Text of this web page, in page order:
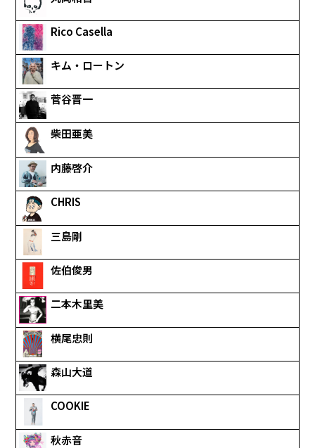
Rico Casella
キム・ロートン
菅谷晋一
柴田亜美
内藤啓介
CHRIS
三島剛
佐伯俊男
二本木里美
横尾忠則
森山大道
COOKIE
秋赤音